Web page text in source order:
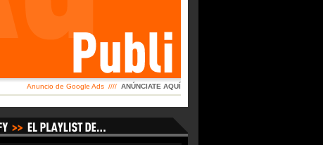
Anuncio de Google Ads //// ANÚNCIATE AQUÍ